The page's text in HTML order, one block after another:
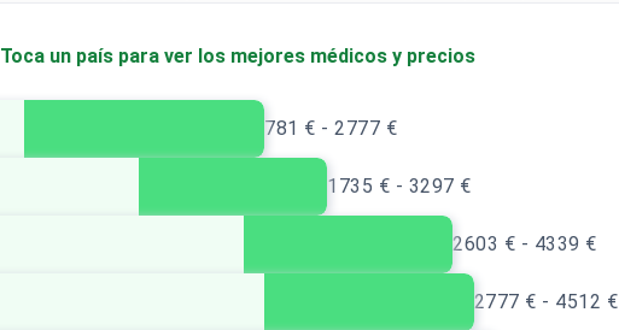
Toca un país para ver los mejores médicos y precios
781 € - 2777 €
1735 € - 3297 €
2603 € - 4339 €
2777 € - 4512 €